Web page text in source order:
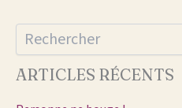
Rechercher
ARTICLES RÉCENTS